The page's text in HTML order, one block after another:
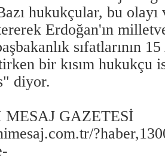
hukukçular, bu
Erdoğan'ın
sıfatlarının
bir kısım hukukçu
diyor.
GAZETESİ